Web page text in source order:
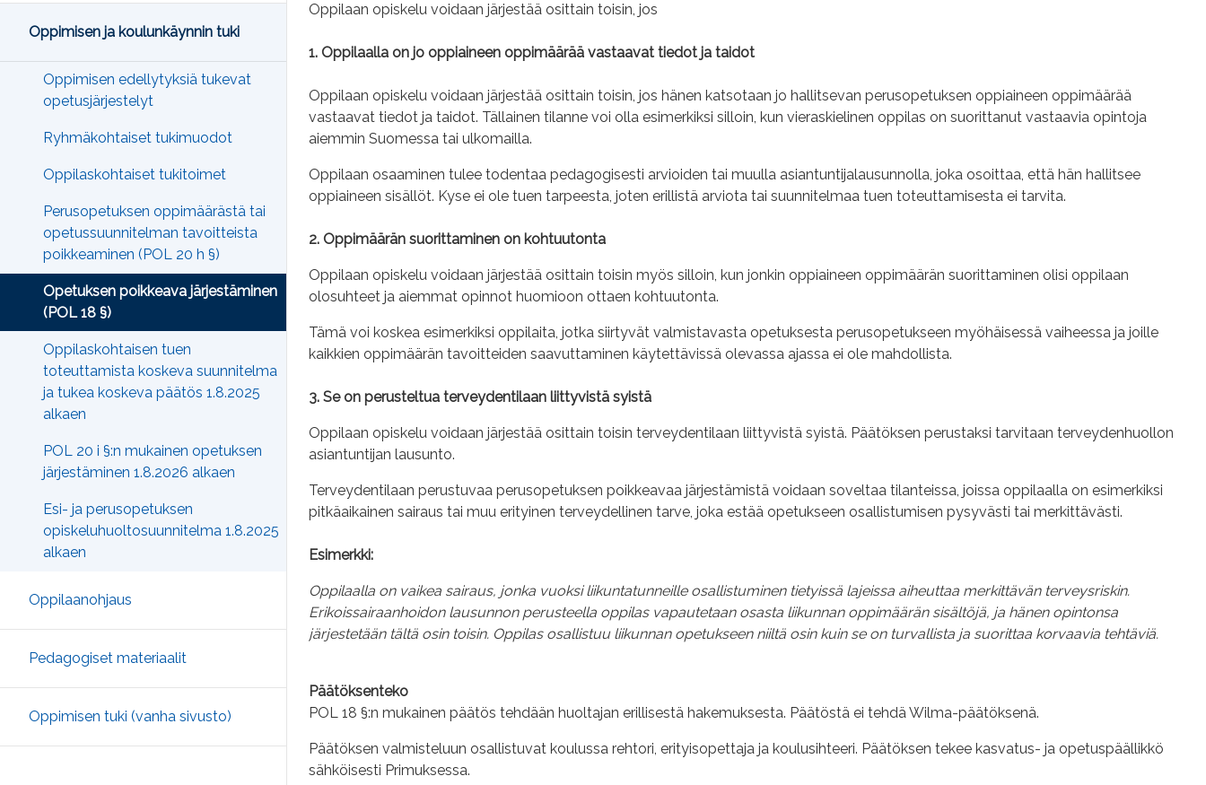
Oppilaan opiskelu voidaan järjestää osittain toisin, jos
1. Oppilaalla on jo oppiaineen oppimäärää vastaavat tiedot ja taidot
Oppilaan opiskelu voidaan järjestää osittain toisin, jos hänen katsotaan jo hallitsevan perusopetuksen oppiaineen oppimäärää
vastaavat tiedot ja taidot. Tällainen tilanne voi olla esimerkiksi silloin, kun vieraskielinen oppilas on suorittanut vastaavia opintoja
aiemmin Suomessa tai ulkomailla.
Oppilaan osaaminen tulee todentaa pedagogisesti arvioiden tai muulla asiantuntijalausunnolla, joka osoittaa, että hän hallitsee
oppiaineen sisällöt. Kyse ei ole tuen tarpeesta, joten erillistä arviota tai suunnitelmaa tuen toteuttamisesta ei tarvita.
2. Oppimäärän suorittaminen on kohtuutonta
Oppilaan opiskelu voidaan järjestää osittain toisin myös silloin, kun jonkin oppiaineen oppimäärän suorittaminen olisi oppilaan
olosuhteet ja aiemmat opinnot huomioon ottaen kohtuutonta.
Tämä voi koskea esimerkiksi oppilaita, jotka siirtyvät valmistavasta opetuksesta perusopetukseen myöhäisessä vaiheessa ja joille
kaikkien oppimäärän tavoitteiden saavuttaminen käytettävissä olevassa ajassa ei ole mahdollista.
3. Se on perusteltua terveydentilaan liittyvistä syistä
Oppilaan opiskelu voidaan järjestää osittain toisin terveydentilaan liittyvistä syistä. Päätöksen perustaksi tarvitaan terveydenhuollon
asiantuntijan lausunto.
Terveydentilaan perustuvaa perusopetuksen poikkeavaa järjestämistä voidaan soveltaa tilanteissa, joissa oppilaalla on esimerkiksi
pitkäaikainen sairaus tai muu erityinen terveydellinen tarve, joka estää opetukseen osallistumisen pysyvästi tai merkittävästi.
Esimerkki:
Oppilaalla on vaikea sairaus, jonka vuoksi liikuntatunneille osallistuminen tietyissä lajeissa aiheuttaa merkittävän terveysriskin.
Erikoissairaanhoidon lausunnon perusteella oppilas vapautetaan osasta liikunnan oppimäärän sisältöjä, ja hänen opintonsa
järjestetään tältä osin toisin. Oppilas osallistuu liikunnan opetukseen niiltä osin kuin se on turvallista ja suorittaa korvaavia tehtäviä.
Päätöksenteko
POL 18 §:n mukainen päätös tehdään huoltajan erillisestä hakemuksesta. Päätöstä ei tehdä Wilma-päätöksenä.
Päätöksen valmisteluun osallistuvat koulussa rehtori, erityisopettaja ja koulusihteeri. Päätöksen tekee kasvatus- ja opetuspäällikkö
sähköisesti Primuksessa.
Oppimisen ja koulunkäynnin tuki
Oppimisen edellytyksiä tukevat
opetusjärjestelyt
Ryhmäkohtaiset tukimuodot
Oppilaskohtaiset tukitoimet
Perusopetuksen oppimäärästä tai
opetussuunnitelman tavoitteista
poikkeaminen (POL 20 h §)
Opetuksen poikkeava järjestäminen
(POL 18 §)
Oppilaskohtaisen tuen
toteuttamista koskeva suunnitelma
ja tukea koskeva päätös 1.8.2025
alkaen
POL 20 i §:n mukainen opetuksen
järjestäminen 1.8.2026 alkaen
Esi- ja perusopetuksen
opiskeluhuoltosuunnitelma 1.8.2025
alkaen
Oppilaanohjaus
Pedagogiset materiaalit
Oppimisen tuki (vanha sivusto)